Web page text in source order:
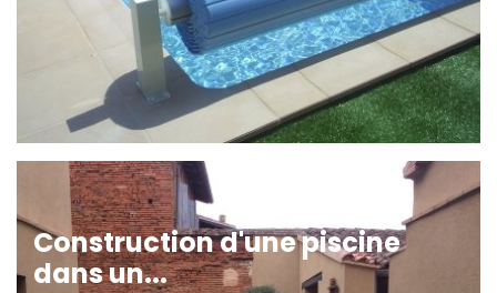
Construction d'une piscine
dans un...